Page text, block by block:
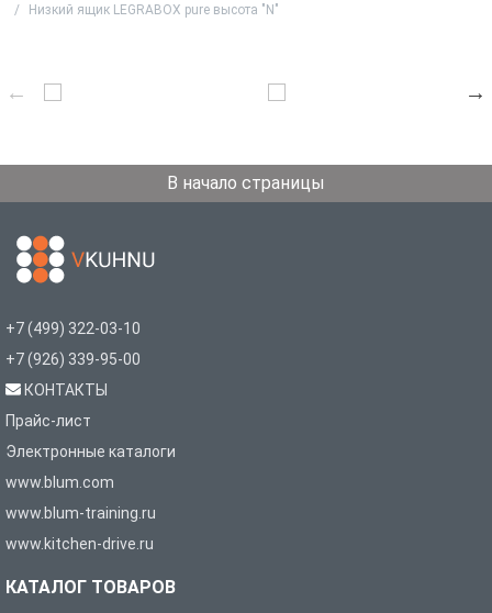
Низкий ящик LEGRABOX pure высота "N"
В начало страницы
+7 (499) 322-03-10
+7 (926) 339-95-00
КОНТАКТЫ
Прайс-лист
Электронные каталоги
www.blum.com
www.blum-training.ru
www.kitchen-drive.ru
КАТАЛОГ ТОВАРОВ